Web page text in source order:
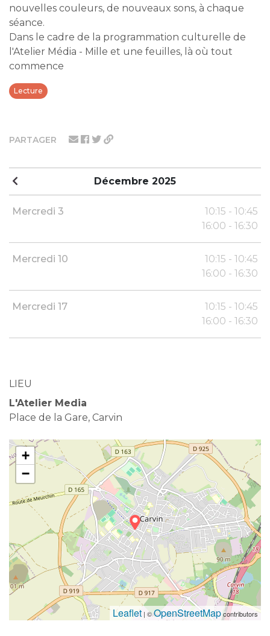
PARTAGER
Décembre 2025
Mercredi 3
10:15 - 10:45
16:00 - 16:30
Mercredi 10
10:15 - 10:45
16:00 - 16:30
Mercredi 17
10:15 - 10:45
16:00 - 16:30
LIEU
L'Atelier Media
Place de la Gare, Carvin
+
−
Leaflet | ©OpenStreetMapcontributors
nouvelles couleurs, de nouveaux sons, à chaque
séance.
Dans le cadre de la programmation culturelle de
l'Atelier Média - Mille et une feuilles, là où tout
commence
Lecture